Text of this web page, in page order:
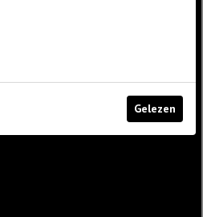
Gelezen